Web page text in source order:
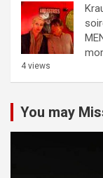
4 views
You may